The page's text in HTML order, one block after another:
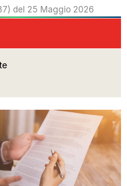
del 25 Maggio 2026